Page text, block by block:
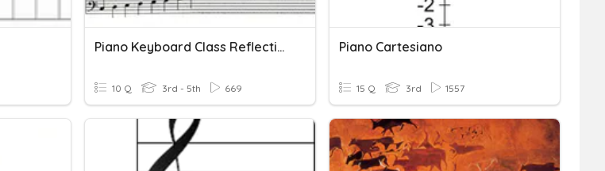
Piano Keyboard Class Reflection Sheet
10 Q 3rd - 5th 669
Piano Cartesiano
15 Q 3rd 1557